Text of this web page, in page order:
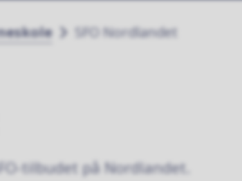
SFO Nordlandet
tilbudet på Nordlandet.